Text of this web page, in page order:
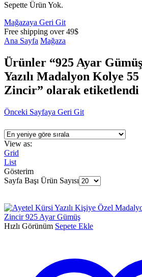
Sepette Ürün Yok.
Mağazaya Geri Git
Free shipping over 49$
Ana Sayfa Mağaza
Ürünler “925 Ayar
Yazılı Madalyon Kolye
Zincir” olarak etiketlendi
Önceki Sayfaya Geri Git
View as:
Grid
List
Gösterim
Sayfa Başı Ürün Sayısı
Hızlı Görünüm Sepete Ekle